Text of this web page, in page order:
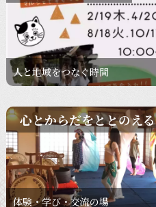
人と地域をつなぐ時間
心とからだをととのえる
体験・学び・交流の場